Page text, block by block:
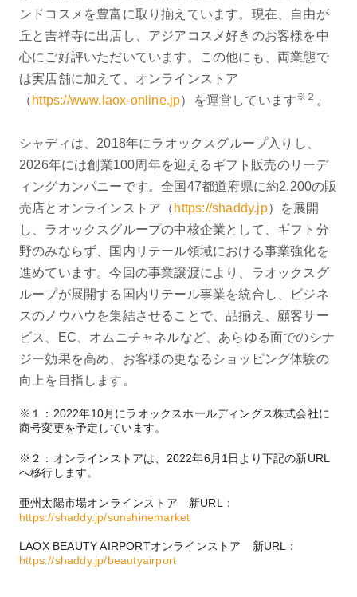
ンドコスメを豊富に取り揃えています。現在、自由が
丘と吉祥寺に出店し、アジアコスメ好きのお客様を中
心にご好評いただいています。この他にも、両業態で
は実店舗に加えて、オンラインストア
（ https://www.laox-online.jp）を運営しています※２ 。
シャディは、2018年にラオックスグループ入りし、
2026年には創業100周年を迎えるギフト販売のリーデ
ィングカンパニーです。全国47都道府県に約2,200の販
売店とオンラインストア（ https://shaddy.jp）を展開
し、ラオックスグループの中核企業として、ギフト分
野のみならず、国内リテール領域における事業強化を
進めています。今回の事業譲渡により、ラオックスグ
ループが展開する国内リテール事業を統合し、ビジネ
スのノウハウを集結させることで、品揃え、顧客サー
ビス、EC、オムニチャネルなど、あらゆる面でのシナ
ジー効果を高め、お客様の更なるショッピング体験の
向上を目指します。
※１：2022年10月にラオックスホールディングス株式会社に
商号変更を予定しています。
※２：オンラインストアは、2022年6月1日より下記の新URL
へ移行します。
亜州太陽市場オンラインストア 新URL：
https://shaddy.jp/sunshinemarket
LAOX BEAUTY AIRPORTオンラインストア 新URL：
https://shaddy.jp/beautyairport